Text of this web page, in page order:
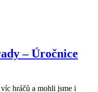
– Úročnice
hráčů a mohli jsme i